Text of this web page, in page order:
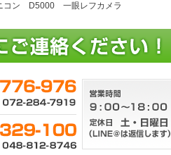
ン D5000 一眼レフカメラ